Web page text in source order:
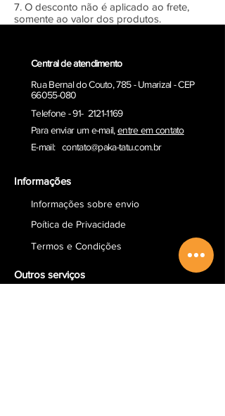
7. O desconto não é aplicado ao frete,
somente ao valor dos produtos.
Central de atendimento
Rua Bernal do Couto, 785 - Umarizal - CEP
66055-080
Telefone - 91- 2121-1169
Para enviar um e-mail,entre em contato
E-mail: contato@paka-tatu.com.br
Informações
Outros serviços
Comprar Vale-presente
Informações sobre envio
Poítica de Privacidade
Termos e Condições